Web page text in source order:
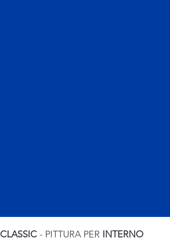
CLASSIC - PITTURA PER INTERNO